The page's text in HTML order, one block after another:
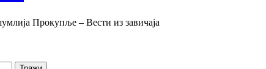
Прокупље – Вести из завичаја